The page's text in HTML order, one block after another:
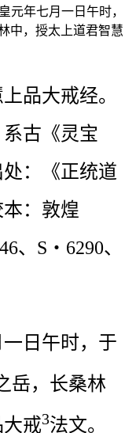
元年七月一日午时，
中，授太上道君智慧
品大戒经。
古《灵宝
：《正统道
：敦煌
、S・6290、
日午时，于
岳，长桑林
戒3法文。